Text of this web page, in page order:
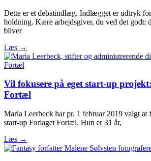
Dette er et debatindlæg. Indlægget er udtryk
holdning. Kære arbejdsgiver, du ved det godt:
bliver
Læs →
Vil fokusere på eget start-up
Fortæl
Maria Leerbeck har pr. 1 februar 2019 valgt at
start-up Forlaget Fortæl. Hun er 31 år,
Læs →